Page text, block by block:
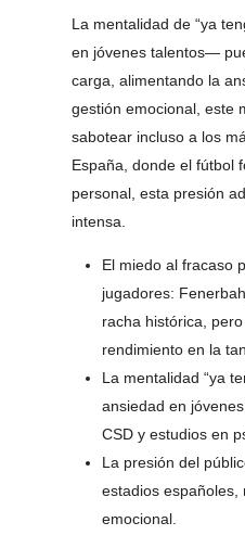
La mentalidad de “ya
en jóvenes talentos—
carga, alimentando la
gestión emocional, este
sabotear incluso a los
España, donde el fútbol
personal, esta presión
intensa.
El miedo al fracaso
jugadores:
racha histórica,
rendimiento en la
La mentalidad “ya
ansiedad en
CSD y estudios en
La presión del
estadios españoles,
emocional.